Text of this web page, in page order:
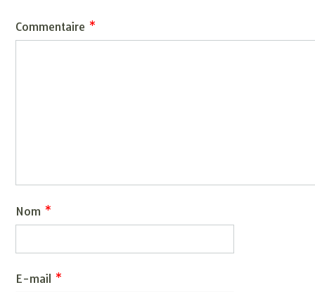
Commentaire *
Nom *
E-mail *